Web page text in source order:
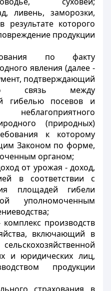
ливень, заморозки,
которого
продукции
по факту
явления (далее -
подтверждающий
связь между
гибелью посевов и
(природных)
к которому
Законом по форме,
органом;
от урожая - доход,
в соответствии с
площадей гибели
уполномоченным
;
производств
включающий в
и юридических лиц,
продукции